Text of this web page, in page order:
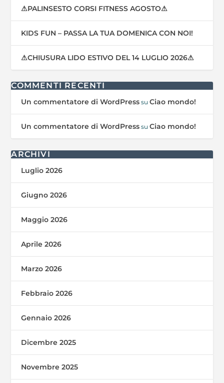
⚠PALINSESTO CORSI FITNESS AGOSTO⚠
KIDS FUN – PASSA LA TUA DOMENICA CON NOI!
⚠CHIUSURA LIDO ESTIVO DEL 14 LUGLIO 2026⚠
COMMENTI RECENTI
Un commentatore di WordPress suCiao mondo!
Un commentatore di WordPress suCiao mondo!
ARCHIVI
Luglio 2026
Giugno 2026
Maggio 2026
Aprile 2026
Marzo 2026
Febbraio 2026
Gennaio 2026
Dicembre 2025
Novembre 2025